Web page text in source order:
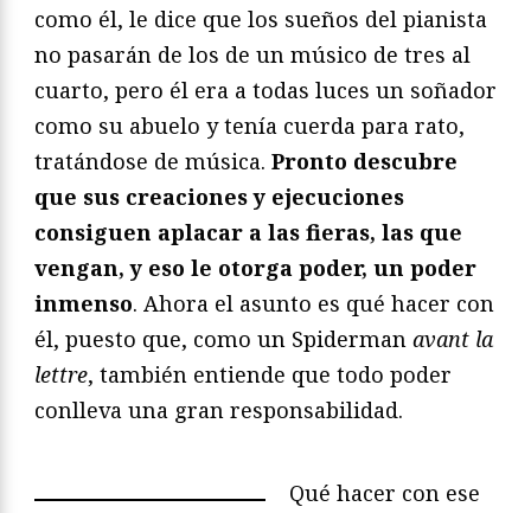
como él, le dice que los sueños del pianista
no pasarán de los de un músico de tres al
cuarto, pero él era a todas luces un soñador
como su abuelo y tenía cuerda para rato,
tratándose de música. Pronto descubre
que sus creaciones y ejecuciones
consiguen aplacar a las fieras, las que
vengan, y eso le otorga poder, un poder
inmenso. Ahora el asunto es qué hacer con
él, puesto que, como un Spiderman avant la
lettre, también entiende que todo poder
conlleva una gran responsabilidad.
Qué hacer con ese